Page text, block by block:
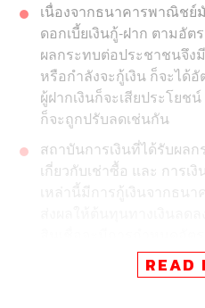
เนื่องจากธนาคารพาณิชย์
ดอกเบี้ยเงินกู้-ฝาก ตามอั
ผลกระทบต่อประชาชนจึง
หรือกำลังจะกู้เงิน ก็จะได้
ผู้ฝากเงินก็จะเสียประโยช
ก็จะถูกปรับลดเช่นกัน
สถาบันการเงินที่ได้รับผล
เกี่ยวกับเช่าซื้อ และ การเ
เหล่านี้มีการกู้เงินจากธน
เปลี่ยนไปตามอัตราดอกเ
กำไรมีแนวโน้มดีขึ้น
READ